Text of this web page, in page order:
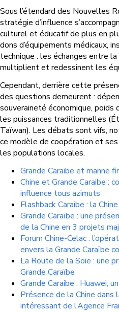
Sous l’étendard des Nouvelles
stratégie d’influence
culturel et éducatif de plus en
dons d’équipements médicaux,
technique : les échanges entre
multiplient et redessinent les
Cependant, derrière cette
des questions demeurent :
souveraineté économique, poids
les puissances traditionnelles
Taïwan). Les débats sont vifs,
ce modèle de coopération et
les populations locales.
Grande Caraibe et manne
Chine et Grande Caraibe :
influence tous azimuts
Flashback Caraibe : la
Grande Caraïbe : une
de la Chine en 3 projets
Forum Chine-Celac :
envers la Grande Caraïbe
La Route de la Soie : une
Grande Caraïbe
Grande Caraibe : Huawei,
Présence de la Chine dans
intéressant de l’Agence